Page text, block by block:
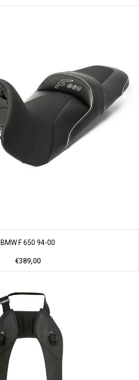
BMW F 650 94-00
€389,00